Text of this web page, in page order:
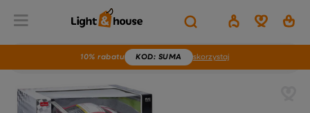
10% rabatu KOD: SUMA skorzystaj